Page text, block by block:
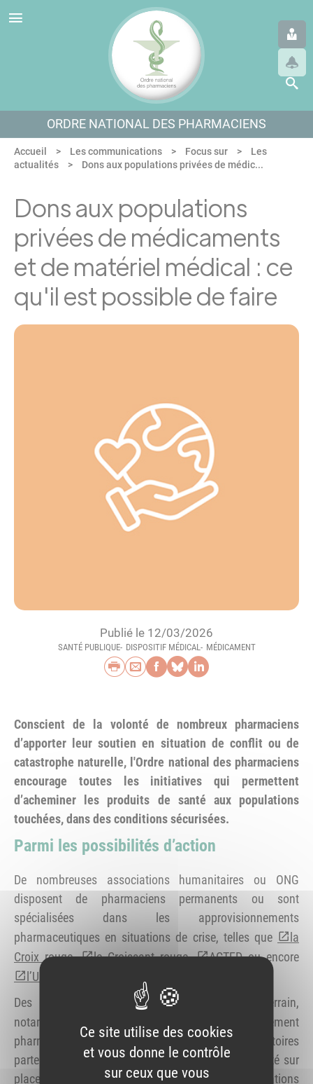
Aller au menu
Aller au contenu
Aller en bas de page
ORDRE NATIONAL DES PHARMACIENS
Accueil Les communications Focus sur
Les
actualités
Dons aux populations privées de médic...
Dons aux populations
privées de médicaments
et de matériel médical : ce
qu'il est possible de faire
Publié le 12/03/2026
SANTÉ PUBLIQUE DISPOSITIF MÉDICAL MÉDICAMENT
Imprimer
Envoyer par e-mail
Partager sur
Partager sur
Partager sur
Conscient de la volonté de nombreux pharmaciens
d’apporter leur soutien en situation de conflit ou de
catastrophe naturelle, l'Ordre national des pharmaciens
encourage toutes les initiatives qui permettent
d’acheminer les produits de santé aux populations
touchées, dans des conditions sécurisées.
Parmi les possibilités d’action
De nombreuses associations humanitaires ou ONG
disposent de pharmaciens permanents ou sont
spécialisées dans les approvisionnements
pharmaceutiques en situations de crise, telles que
la
Croix rouge, le Croissant rouge, ACTEDou encore
l’UNICEF
Des actions peuvent être menées sur le terrain,
notamment par
, établissement
pharmaceutique qui fédère les dons des laboratoires
partenaires pour équiper les professionnels de santé sur
place et répondre en urgence aux besoins des populations
Panneau de gestion des cookies
Ce site utilise des cookies
et vous donne le contrôle
sur ceux que vous